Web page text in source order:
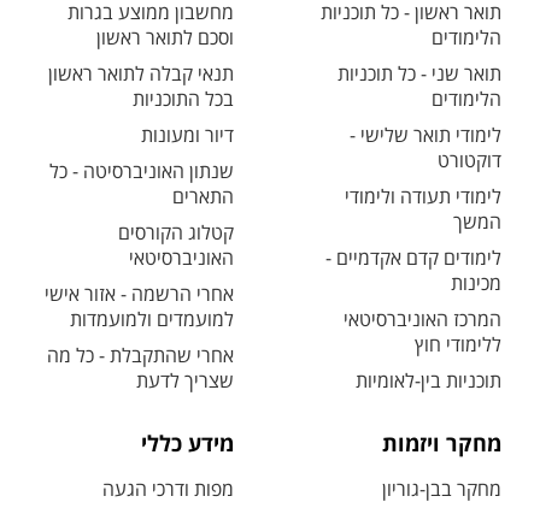
תואר ראשון - כל תוכניות
הלימודים
תואר שני - כל תוכניות
הלימודים
לימודי תואר שלישי -
דוקטורט
לימודי תעודה ולימודי
המשך
לימודים קדם אקדמיים -
מכינות
המרכז האוניברסיטאי
ללימודי חוץ
תוכניות בין-לאומיות
מחשבון ממוצע בגרות
וסכם לתואר ראשון
תנאי קבלה לתואר ראשון
בכל התוכניות
דיור ומעונות
שנתון האוניברסיטה - כל
התארים
קטלוג הקורסים
האוניברסיטאי
אחרי הרשמה - אזור אישי
למועמדים ולמועמדות
אחרי שהתקבלת - כל מה
שצריך לדעת
מחקר ויזמות
מחקר בבן-גוריון
מידע כללי
מפות ודרכי הגעה